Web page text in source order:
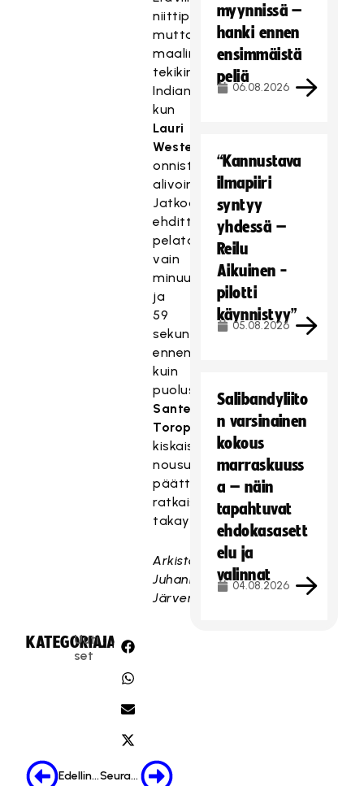
niittipaikkaa,
mutta
maalin
tekikin
Indians,
kun
Lauri
Westerholm
onnistui
alivoimalla.
Jatkoaikaa
ehdittiin
pelata
vain
minuutti
ja
59
sekuntia
ennen
kuin
puolustaja
Santeri
Toropainen
kiskaisi
nousunsa
päätteeksi
ratkaisun
takayläkulmaan.
Arkistokuva:
Juhani
Järvenpää
KATEGORIA:
Uuti
set
JAA:
Edellinen Seuraava
myynnissä –
hanki ennen
ensimmäistä
peliä
06.08.2026
“Kannustava
ilmapiiri
syntyy
yhdessä –
Reilu
Aikuinen -
pilotti
käynnistyy”
05.08.2026
Salibandyliito
n varsinainen
kokous
marraskuuss
a – näin
tapahtuvat
ehdokasasett
elu ja
valinnat
04.08.2026